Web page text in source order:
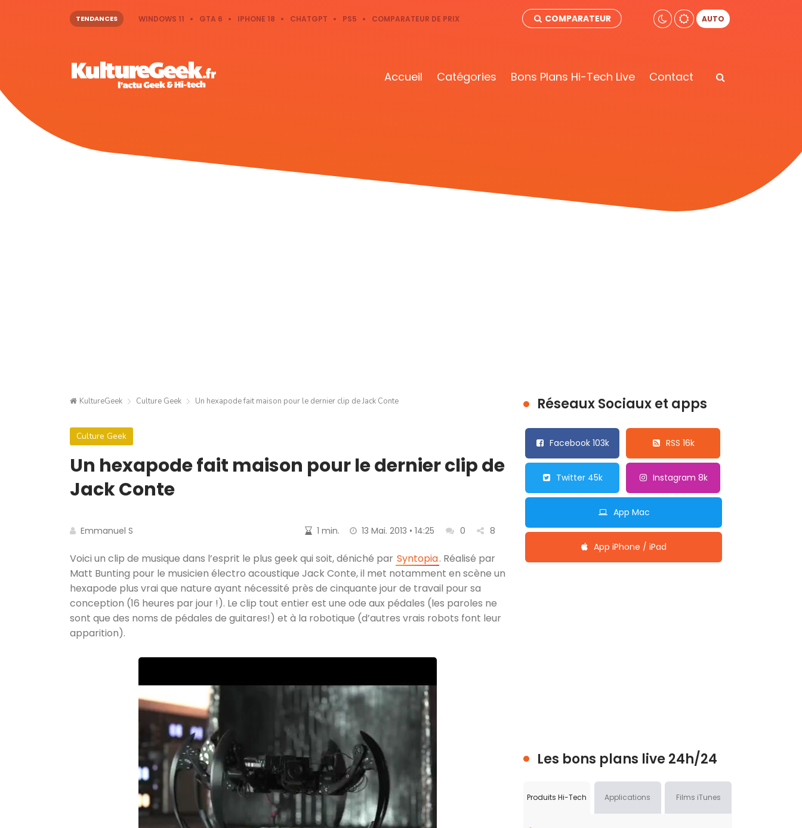
TENDANCES WINDOWS 11 GTA 6 IPHONE 18 CHATGPT PS5 COMPARATEUR DE PRIX COMPARATEUR AUTO
Accueil Catégories Bons Plans Hi-Tech Live Contact
KultureGeek Culture Geek Un hexapode fait maison pour le dernier clip de Jack Conte
Culture Geek
Un hexapode fait maison pour le dernier clip de
Jack Conte
Emmanuel S 1 min. 13 Mai. 2013 • 14:25 0 8
Voici un clip de musique dans l’esprit le plus geek qui soit, déniché par Syntopia. Réalisé par
Matt Bunting pour le musicien électro acoustique Jack Conte, il met notamment en scène un
hexapode plus vrai que nature ayant nécessité près de cinquante jour de travail pour sa
conception (16 heures par jour !). Le clip tout entier est une ode aux pédales (les paroles ne
sont que des noms de pédales de guitares!) et à la robotique (d’autres vrais robots font leur
apparition).
Réseaux Sociaux et apps
Facebook 103k RSS 16k
Twitter 45k Instagram 8k
App Mac
App iPhone / iPad
Les bons plans live 24h/24
Produits Hi-Tech Applications Films iTunes